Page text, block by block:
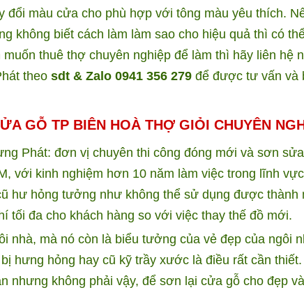
đổi màu cửa cho phù hợp với tông màu yêu thích.
không biết cách làm làm sao cho hiệu quả thì có
muốn thuê thợ chuyên nghiệp để làm thì hãy liên hệ
theo sdt & Zalo 0941 356 279 để được tư vấn và
GỖ TP BIÊN HOÀ THỢ GIỎI CHUYÊN
Phát: đơn vị chuyên thi công đóng mới và sơn
với kinh nghiệm hơn 10 năm làm việc trong lĩnh
hư hỏng tưởng như không thể sử dụng được thành
tối đa cho khách hàng so với việc thay thế đồ mới.
nhà, mà nó còn là biểu tưởng của vẻ đẹp của ngôi
hưng hỏng hay cũ kỹ trầy xước là điều rất cần
không phải vậy, để sơn lại cửa gỗ cho đẹp